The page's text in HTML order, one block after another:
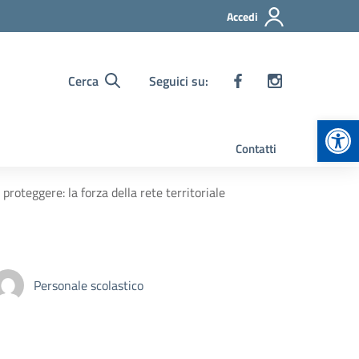
Accedi
Cerca Seguici su:
Contatti
proteggere: la forza della rete territoriale
Personale scolastico